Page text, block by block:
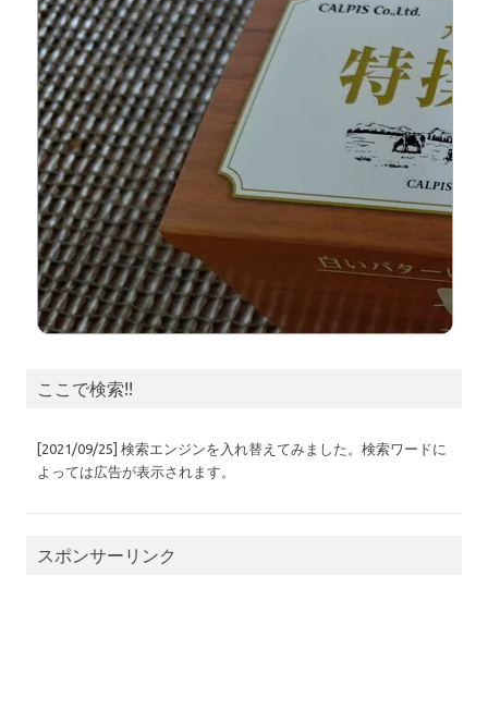
ここで検索!!
[2021/09/25] 検索エンジンを入れ替えてみました。検索ワードに
よっては広告が表示されます。
スポンサーリンク